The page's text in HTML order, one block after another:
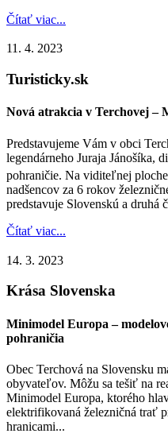
Čítať viac...
11. 4. 2023
Turisticky.sk
Nová atrakcia v Terchovej –
Predstavujeme Vám v obci
legendárneho Juraja Jánošíka,
pohraničie. Na viditeľnej
nadšencov za 6 rokov
predstavuje Slovenskú a druhá
Čítať viac...
14. 3. 2023
Krása Slovenska
Minimodel Europa –
pohraničia
Obec Terchová na Slovensku
obyvateľov. Môžu sa tešiť na
Minimodel Europa, ktorého
elektrifikovaná železničná trať
hranicami...